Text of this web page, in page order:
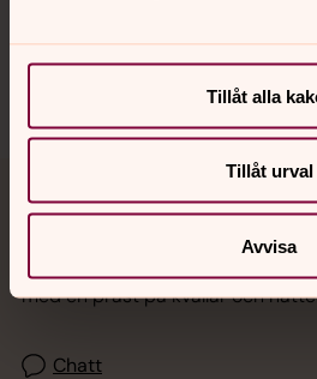
Tillåt alla
Tillåt urval
Avvisa
Jourhavande präst
med en präst på kvällar och
Chatt